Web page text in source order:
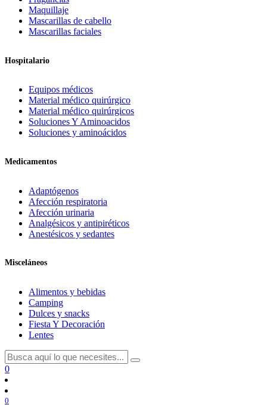
Maquillaje
Mascarillas de cabello
Mascarillas faciales
Hospitalario
Equipos médicos
Material médico quirúrgico
Material médico quirúrgicos
Soluciones Y Aminoacidos
Soluciones y aminoácidos
Medicamentos
Adaptógenos
Afección respiratoria
Afección urinaria
Analgésicos y antipiréticos
Anestésicos y sedantes
Misceláneos
Alimentos y bebidas
Camping
Dulces y snacks
Fiesta Y Decoración
Lentes
0
0